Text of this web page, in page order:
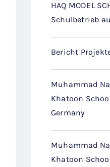
HAQ MODEL
Schulbetrieb
Bericht
Muhammad
Khatoon
Germany
Muhammad
Khatoon